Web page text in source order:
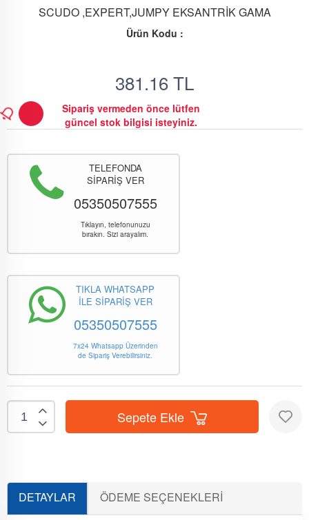
SCUDO ,EXPERT,JUMPY EKSANTRİK GAMA
Ürün Kodu :
381.16TL
Sipariş vermeden önce lütfen
güncel stok bilgisi isteyiniz.
TELEFONDA
SİPARİŞ VER
05350507555
Tıklayın, telefonunuzu
bırakın. Sizi arayalım.
TIKLA WHATSAPP
İLE SİPARİŞ VER
05350507555
7x24 Whatsapp Üzerinden
de Sipariş Verebilirsiniz.
Sepete Ekle
DETAYLAR
ÖDEME SEÇENEKLERI